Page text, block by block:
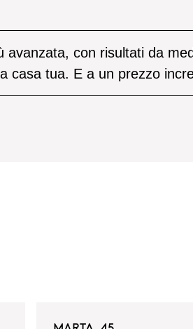
avanzata, con risultati da
casa tua. E a un prezzo